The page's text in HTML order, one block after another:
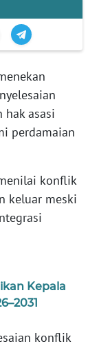
hak asasi
perdamaian
konflik
keluar meski
Kepala
konflik